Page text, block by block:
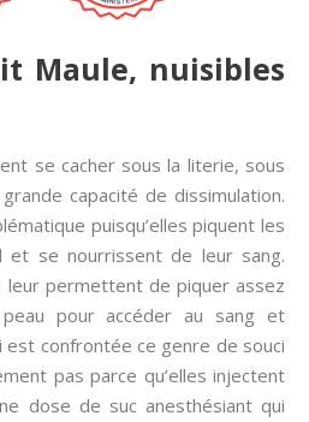
Maule, nuisibles
se cacher sous la literie, sous
capacité de dissimulation.
puisqu’elles piquent les
et se nourrissent de leur sang.
leur permettent de piquer assez
pour accéder au sang et
est confrontée ce genre de souci
pas parce qu’elles injectent
dose de suc anesthésiant qui